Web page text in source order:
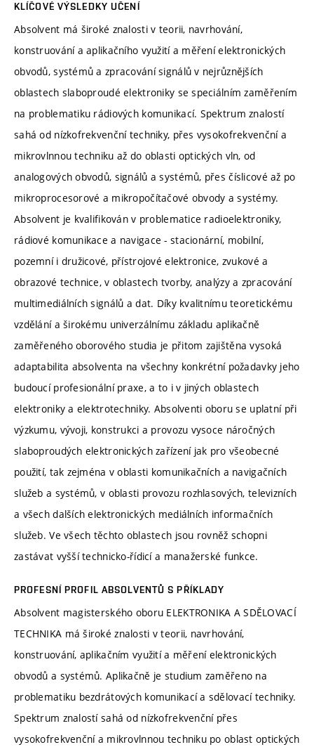
KLÍČOVÉ VÝSLEDKY UČENÍ
Absolvent má široké znalosti v teorii, navrhování,
konstruování a aplikačního využití a měření elektronických
obvodů, systémů a zpracování signálů v nejrůznějších
oblastech slaboproudé elektroniky se speciálním zaměřením
na problematiku rádiových komunikací. Spektrum znalostí
sahá od nízkofrekvenční techniky, přes vysokofrekvenční a
mikrovlnnou techniku až do oblasti optických vln, od
analogových obvodů, signálů a systémů, přes číslicové až po
mikroprocesorové a mikropočítačové obvody a systémy.
Absolvent je kvalifikován v problematice radioelektroniky,
rádiové komunikace a navigace - stacionární, mobilní,
pozemní i družicové, přístrojové elektronice, zvukové a
obrazové technice, v oblastech tvorby, analýzy a zpracování
multimediálních signálů a dat. Díky kvalitnímu teoretickému
vzdělání a širokému univerzálnímu základu aplikačně
zaměřeného oborového studia je přitom zajištěna vysoká
adaptabilita absolventa na všechny konkrétní požadavky jeho
budoucí profesionální praxe, a to i v jiných oblastech
elektroniky a elektrotechniky. Absolventi oboru se uplatní při
výzkumu, vývoji, konstrukci a provozu vysoce náročných
slaboproudých elektronických zařízení jak pro všeobecné
použití, tak zejména v oblasti komunikačních a navigačních
služeb a systémů, v oblasti provozu rozhlasových, televizních
a všech dalších elektronických mediálních informačních
služeb. Ve všech těchto oblastech jsou rovněž schopni
zastávat vyšší technicko-řídicí a manažerské funkce.
PROFESNÍ PROFIL ABSOLVENTŮ S PŘÍKLADY
Absolvent magisterského oboru ELEKTRONIKA A SDĚLOVACÍ
TECHNIKA má široké znalosti v teorii, navrhování,
konstruování, aplikačním využití a měření elektronických
obvodů a systémů. Aplikačně je studium zaměřeno na
problematiku bezdrátových komunikací a sdělovací techniky.
Spektrum znalostí sahá od nízkofrekvenční přes
vysokofrekvenční a mikrovlnnou techniku po oblast optických